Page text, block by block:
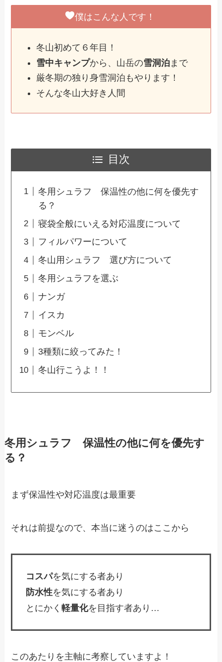
僕はこんな人です！
冬山初めて６年目！
雪中キャンプから、山岳の雪洞泊まで
厳冬期の独り身雪洞泊もやります！
そんな冬山大好き人間
目次
冬用シュラフ 保温性の他に何を優先す
る？
寝袋全般にいえる対応温度について
フィルパワーについて
冬山用シュラフ 選び方について
冬用シュラフを選ぶ
ナンガ
イスカ
モンベル
3種類に絞ってみた！
冬山行こうよ！！
冬用シュラフ 保温性の他に何を優先す
る？
まず保温性や対応温度は最重要
それは前提なので、本当に迷うのはここから
コスパを気にする者あり
防水性を気にする者あり
とにかく軽量化を目指す者あり…
このあたりを主軸に考察していますよ！